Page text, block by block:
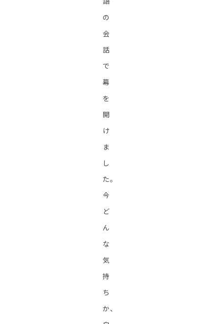
の
会
話
で
幕
を
開
け
ま
し
た。
今
ど
ん
な
気
持
ち
か、